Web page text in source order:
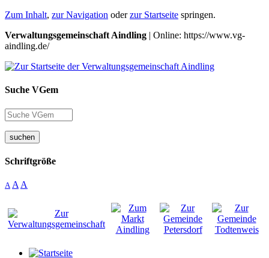
Zum Inhalt, zur Navigation oderzur Startseite springen.
Verwaltungsgemeinschaft Aindling | Online: https://www.vg-
aindling.de/
Suche VGem
suchen
Schriftgröße
A A A